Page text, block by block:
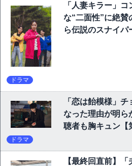
「人妻キラー」
な“二面性”に絶賛
ら伝説のスナイパ
ドラマ
「恋は飴模様」
なった理由が明ら
聴者も胸キュン【
ドラマ
【最終回直前】